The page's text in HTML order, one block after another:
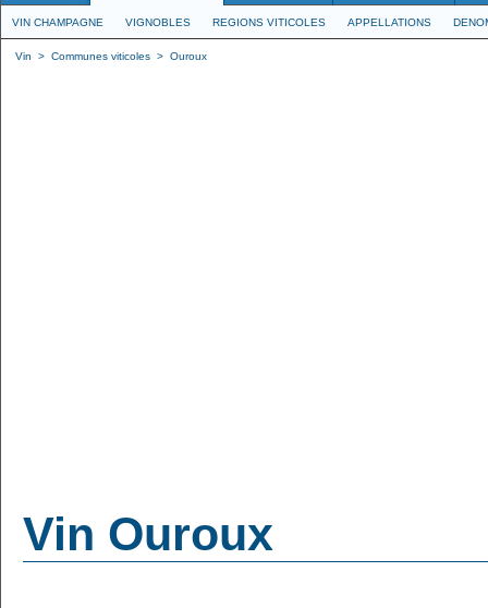
VIN CHAMPAGNE VIGNOBLES REGIONS VITICOLES APPELLATIONS
Vin > Communes viticoles > Ouroux
Vin Ouroux